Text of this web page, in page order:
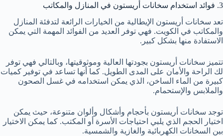
3. فوائد استخدام سخانات أريستون في المنازل والمكاتب
تعد سخانات أريستون الإيطالية من الخيارات الرائعة لتدفئة المنازل
والمكاتب في الكويت. فهي توفر العديد من الفوائد المهمة التي يمكن
الاستفادة منها بشكل كبير.
تتميز سخانات أريستون بجودتها العالية وموثوقيتها، وبالتالي فهي توفر
لك الراحة والأمان على المدى الطويل. كما أنها تساعد في توفير كميات
كبيرة من الماء الساخن، الذي يمكن استخدامه في غسل الصحون
والملابس والإستحمام.
توجد سخانات أريستون بأحجام وأشكال وألوان متنوعة، حيث يمكن
اختيار الحجم الذي يلبي احتياجات الأسرة أو المكتب. كما يمكن الاختيار
بين السخانات الكهربائية والغازية والشمسية.